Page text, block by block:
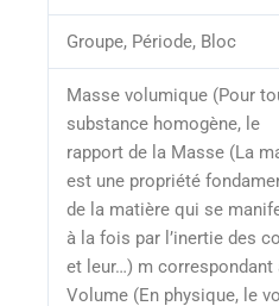
Groupe, Période, Bloc
Masse volumique (Pour
substance homogène, le
rapport de la Masse (La
est une propriété
de la matière qui se
à la fois par l’inertie des
et leur…) m correspondant
Volume (En physique, le